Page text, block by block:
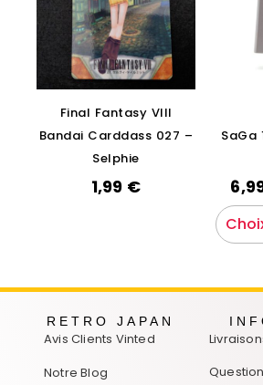
Final Fantasy VIII
Bandai Carddass 027 –
Selphie
1,99 €
SaGa
RETRO JAPAN
Avis Clients Vinted
Notre Blog